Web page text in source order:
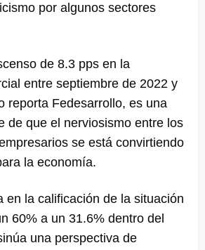
por algunos sectores
de 8.3 pps en la
entre septiembre de 2022 y
reporta Fedesarrollo, es una
de que el nerviosismo entre los
se está convirtiendo
la economía.
en la calificación de la situación
60% a un 31.6% dentro del
una perspectiva de